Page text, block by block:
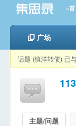
»
广场
话题 (镇洋转债) 已
主题/问题